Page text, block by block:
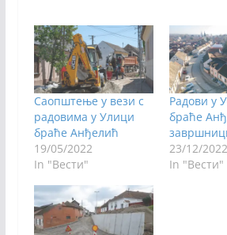
Саопштење у вези с
радовима у Улици
браће Анђелић
19/05/2022
In "Вести"
Радови у
браће
23/12/2022
In "Вести"